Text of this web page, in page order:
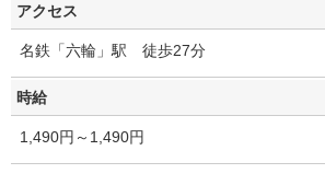
アクセス
名鉄「六輪」駅 徒歩27分
時給
1,490円～1,490円